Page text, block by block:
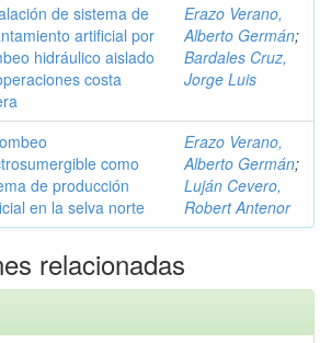
de sistema de
artificial por
hidráulico aislado
costa
Erazo Verano,
Alberto Germán;
Bardales Cruz,
Jorge Luis
como
de producción
en la selva norte
Erazo Verano,
Alberto Germán;
Luján Cevero,
Robert Antenor
relacionadas